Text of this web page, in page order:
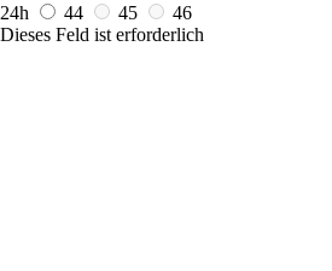
24h
44 45
46
Dieses Feld ist erforderlich